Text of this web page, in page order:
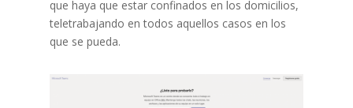
que haya que estar confinados en los domicilios,
teletrabajando en todos aquellos casos en los
que se pueda.